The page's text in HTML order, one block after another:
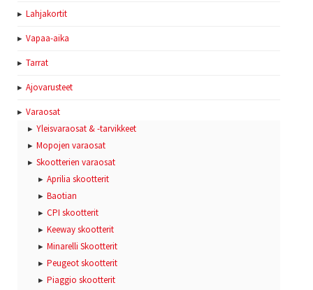
Lahjakortit
Vapaa-aika
Tarrat
Ajovarusteet
Varaosat
Yleisvaraosat & -tarvikkeet
Mopojen varaosat
Skootterien varaosat
Aprilia skootterit
Baotian
CPI skootterit
Keeway skootterit
Minarelli Skootterit
Peugeot skootterit
Piaggio skootterit